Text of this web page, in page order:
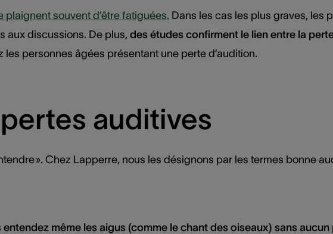
plaignent souvent d’être fatiguées. Dans les cas les plus graves, les
aux discussions. De plus, des études confirment le lien entre la
personnes âgées présentant une perte d’audition.
auditives
». Chez Lapperre, nous les désignons par les termes bonne
même les aigus (comme le chant des oiseaux) sans